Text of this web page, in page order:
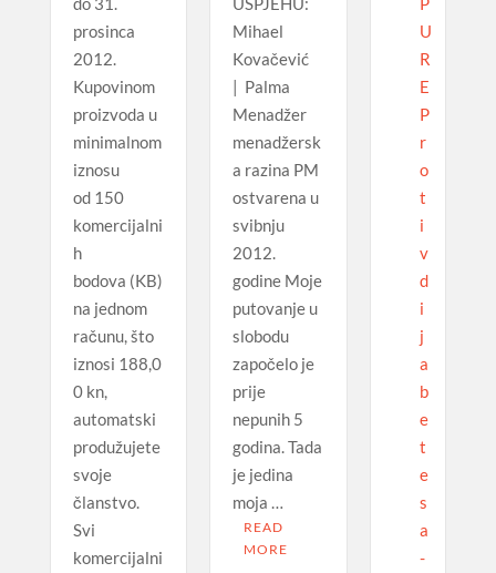
prosinca
2012.
Kupovinom
proizvoda u
minimalnom
iznosu
od 150
komercijalni
h
bodova (KB)
na jednom
računu, što
iznosi 188,0
0 kn,
automatski
produžujete
svoje
članstvo.
Svi
komercijalni
Mihael
Kovačević
| Palma
Menadžer
menadžersk
a razina PM
ostvarena u
svibnju
2012.
godine Moje
putovanje u
slobodu
započelo je
prije
nepunih 5
godina. Tada
je jedina
moja …
READ
MORE
U
R
E
P
r
o
t
i
v
d
i
j
a
b
e
t
e
s
a
-